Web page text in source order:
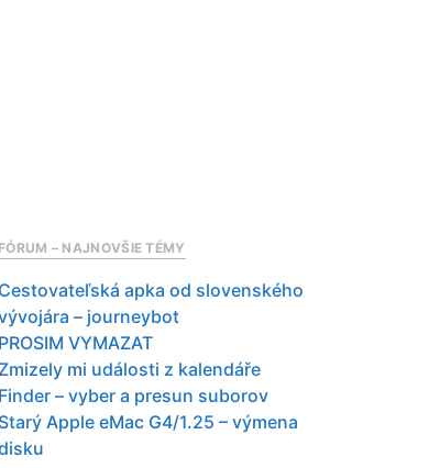
FÓRUM – NAJNOVŠIE TÉMY
Cestovateľská apka od slovenského
– journeybot
PROSIM VYMAZAT
Zmizely mi události z kalendáře
Finder – vyber a presun suborov
Starý Apple eMac G4/1.25 – výmena